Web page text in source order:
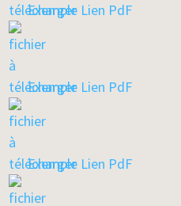
Exemple Lien PdF
Exemple Lien PdF
Exemple Lien PdF